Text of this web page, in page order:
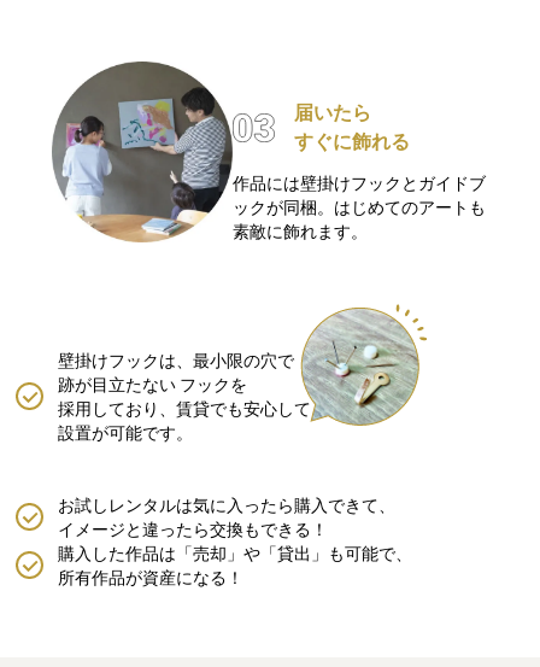
届いたら
すぐに飾れる
作品には壁掛けフックとガイドブ
ックが同梱。はじめてのアートも
素敵に飾れます。
壁掛けフックは、最小限の穴で
跡が目立たない フックを
採用しており、賃貸でも安心して
設置が可能です。
購入した作品は「売却」や「貸出」も可能で、
所有作品が資産になる！
お試しレンタルは気に入ったら購入できて、
イメージと違ったら交換もできる！